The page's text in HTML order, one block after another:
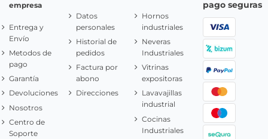
empresa
Entrega y
Envío
Metodos de
pago
Garantía
Devoluciones
Nosotros
Centro de
Soporte
Datos
personales
Historial de
pedidos
Factura por
abono
Direcciones
Hornos
industriales
Neveras
Industriales
Vitrinas
expositoras
Lavavajillas
industrial
Cocinas
Industriales
pago seguras